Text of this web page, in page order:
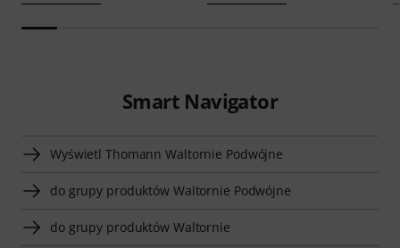
Smart Navigator
Wyświetl Thomann Waltornie Podwójne
do grupy produktów Waltornie Podwójne
do grupy produktów Waltornie